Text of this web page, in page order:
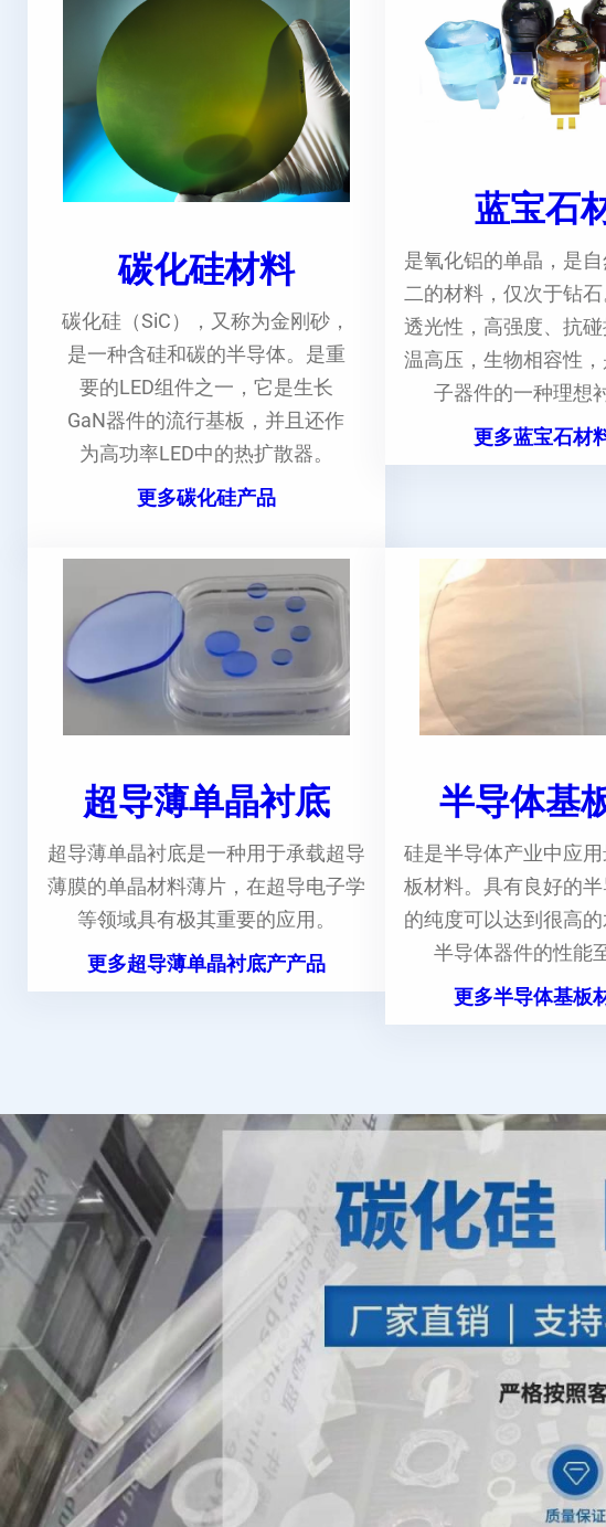
碳化硅材料
碳化硅（SiC），又称为金刚砂，
是一种含硅和碳的半导体。是重
要的LED组件之一，它是生长
GaN器件的流行基板，并且还作
为高功率LED中的热扩散器。
更多碳化硅产品
蓝宝石
是氧化铝的单晶，是
二的材料，仅次于钻
透光性，高强度、抗
温高压，生物相容性
子器件的一种理想
更多蓝宝石材
超导薄单晶衬底
超导薄单晶衬底是一种用于承载超导
薄膜的单晶材料薄片，在超导电子学
等领域具有极其重要的应用。
更多超导薄单晶衬底产产品
半导体基
硅是半导体产业中应
板材料。具有良好的
的纯度可以达到很高
半导体器件的性能
更多半导体基板